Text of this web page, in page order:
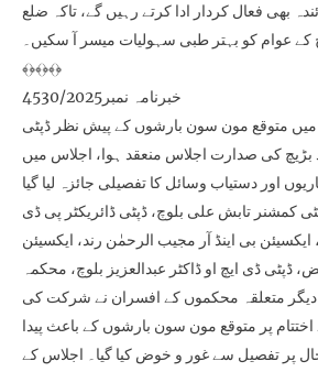
بھی فعال کردار ادا کرتے رہیں گے، تاکہ ضلع
کے عوام کو بہتر طبی سہولیات میسر آ سکیں۔
﴾﴿﴾﴿﴾﴿
خبرنامہ نمبر4530/2025
کیچ میں متوقع مون سون بارشوں کے پیش نظر ڈپٹی
بڑیچ کی صدارت اجلاس منعقد ہوا، اجلاس میں
اور دستیاب وسائل کا تفصیلی جائزہ لیا گیا
کمشنر تابش علی بلوچ، ڈپٹی ڈائریکٹر پی ڈی
بی اینڈ آر مجیب الرحمٰن رند، ایکسیئن
ڈپٹی ڈی ایچ او ڈاکٹر عبدالعزیز بلوچ، محکمہ
دیگر متعلقہ محکموں کے افسران نے شرکت کی
پر متوقع مون سون بارشوں کے باعث پیدا
پر تفصیل سے غور و خوض کیا گیا۔ اجلاس کے